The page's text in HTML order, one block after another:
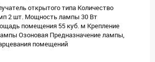
открытого типа Количество
2 шт. Мощность лампы 30 Вт
помещения 55 куб. м Крепление
Озоновая Предназначение лампы,
помещений